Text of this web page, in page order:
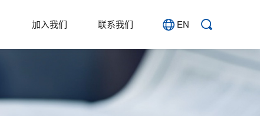
加入我们 联系我们 EN